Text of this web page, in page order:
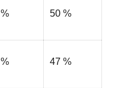
50 %
47 %